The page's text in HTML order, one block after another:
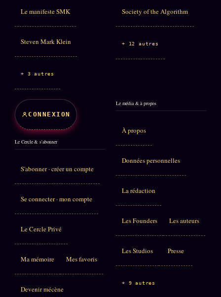
Le manifeste SMK
Steven Mark Klein
+ 3 autres
Society of the Algorithm
+ 12 autres
CONNEXION
Le Cercle & s'abonner
S'abonner · créer un compte
Se connecter · mon compte
Le Cercle Privé
Ma mémoire Mes favoris
Devenir mécène
Le média & à propos
À propos
Données personnelles
La rédaction
Les Founders Les auteurs
Les Studios Presse
+ 9 autres